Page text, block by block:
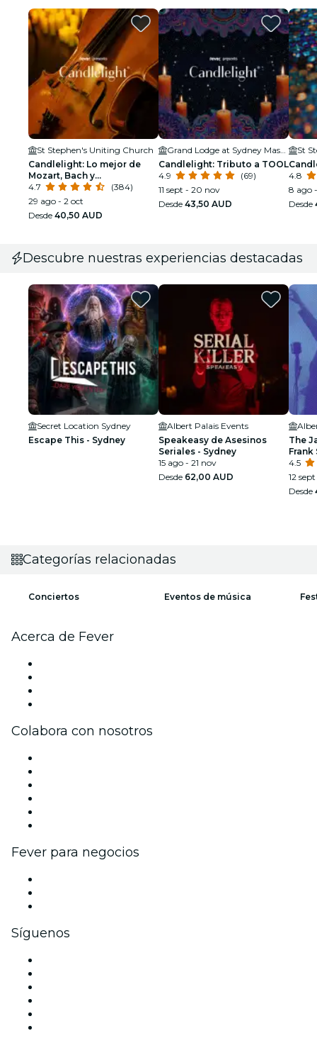
St Stephen's Uniting Church
Candlelight: Lo mejor de
Mozart, Bach y
compositores atemporales
4.7
(384)
29 ago - 2 oct
Desde 40,50 AUD
Candlelight: Tributo a TOOL
4.9
(69)
11 sept - 20 nov
Desde 43,50 AUD
St
4.8
8 ago
Desde
Descubre nuestras experiencias destacadas
Secret Location Sydney
Escape This - Sydney
Albert Palais Events
Speakeasy de Asesinos
Seriales - Sydney
15 ago - 21 nov
Desde 62,00 AUD
The
Frank
4.5
12
Desde
Categorías relacionadas
Conciertos Eventos de música
Acerca de Fever
Colabora con nosotros
Fever para negocios
Síguenos